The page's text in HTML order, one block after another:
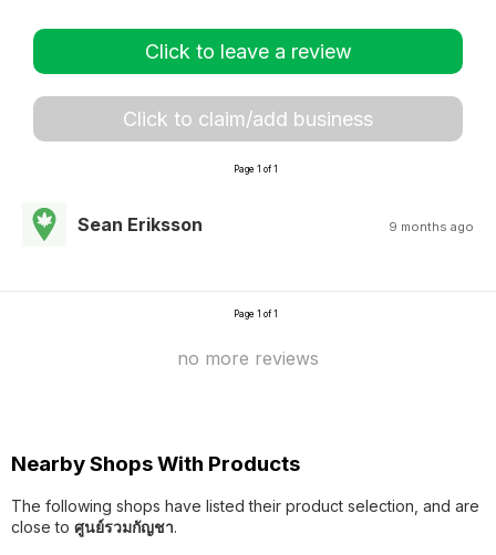
Click to leave a review
Click to claim/add business
Page 1 of 1
Sean Eriksson 9 months ago
Page 1 of 1
no more reviews
Nearby Shops With Products
The following shops have listed their product selection, and are
close to ศูนย์รวมกัญชา.